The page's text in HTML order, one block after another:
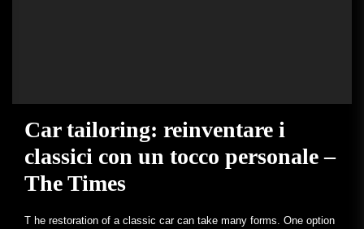
Car tailoring: reinventare i
classici con un tocco personale –
The Times
T he restoration of a classic car can take many forms. One option